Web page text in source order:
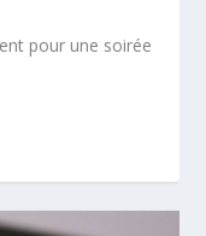
pour une soirée